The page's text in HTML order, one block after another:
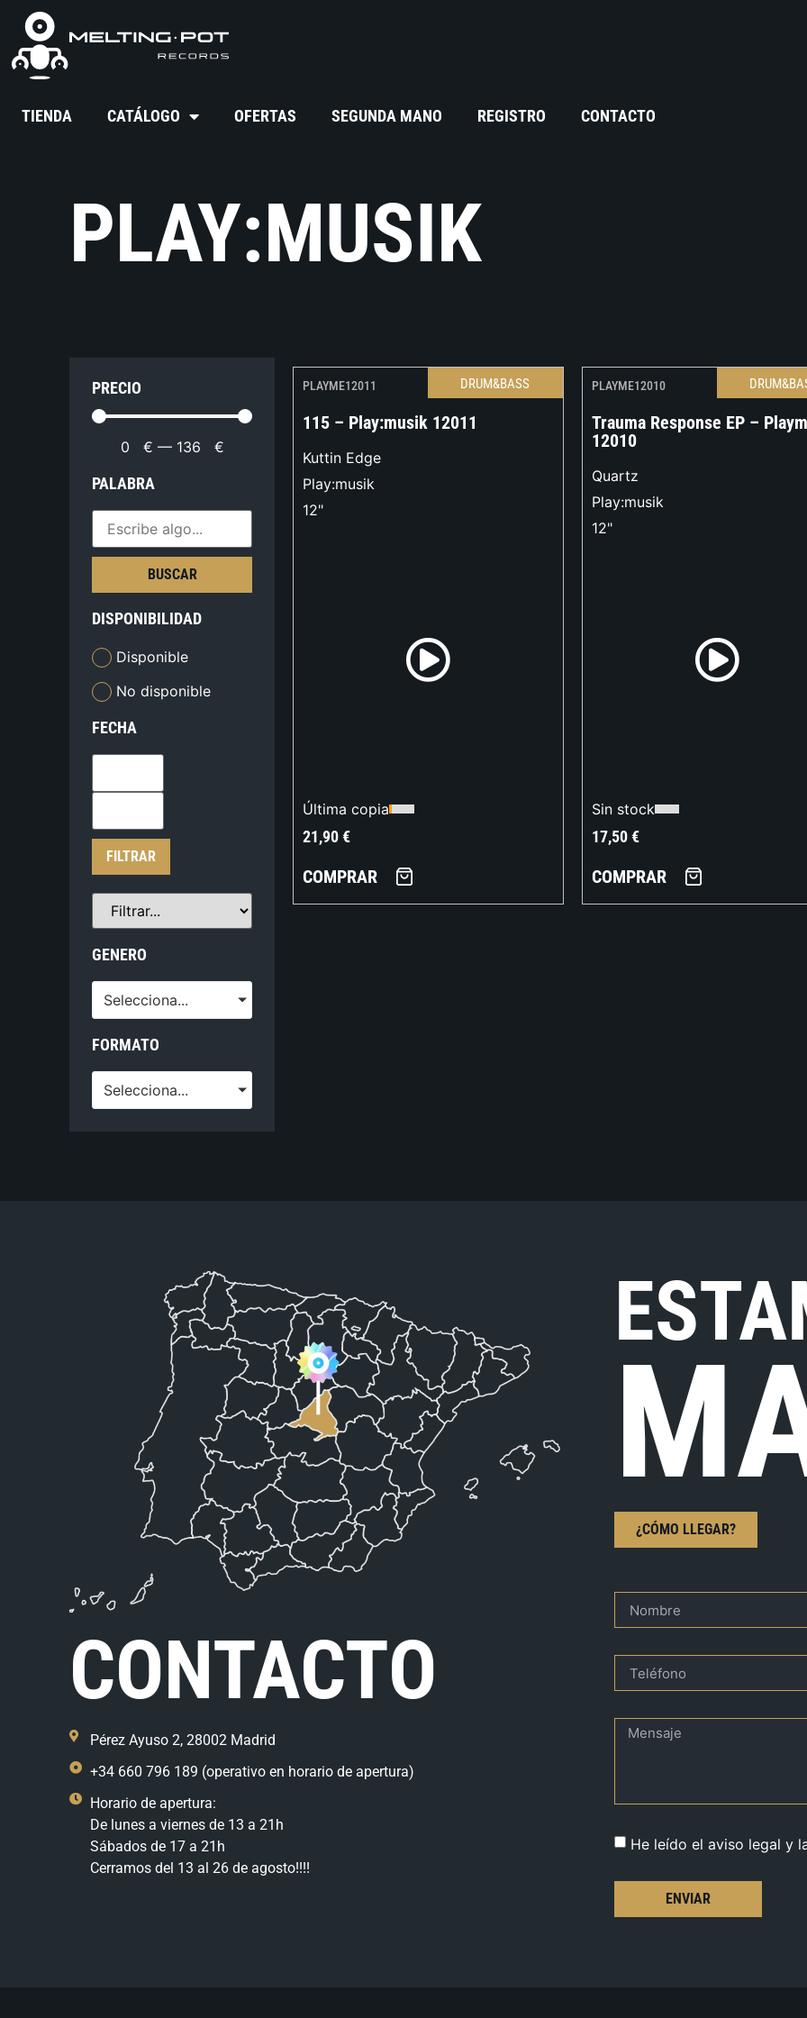
TIENDA CATÁLOGO OFERTAS SEGUNDA MANO REGISTRO CONTACTO
PLAY:MUSIK
PRECIO
0 € — 136 €
PALABRA
BUSCAR
DISPONIBILIDAD
Disponible
No disponible
FECHA
FILTRAR
GENERO
Selecciona...
FORMATO
Selecciona...
PLAYME12011 DRUM&BASS
115 – Play:musik 12011
Kuttin Edge
Play:musik
12"
Última copia
21,90€
COMPRAR
PLAYME12010
Trauma Response EP –
12010
Quartz
Play:musik
12"
Sin stock
17,50€
COMPRAR
CONTACTO
Pérez Ayuso 2, 28002 Madrid
+34 660 796 189 (operativo en horario de apertura)
Horario de apertura:
De lunes a viernes de 13 a 21h
Sábados de 17 a 21h
Cerramos del 13 al 26 de agosto!!!!
¿CÓMO LLEGAR?
He leído el aviso legal y
ENVIAR